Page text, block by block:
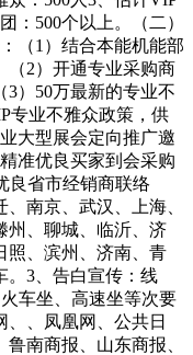
：500个以上。（二）
（1）结合本能机能部
（2）开通专业采购商
）50万最新的专业不
专业不雅众政策，供
大型展会定向推广邀
准优良买家到会采购
良省市经销商联络
南京、武汉、上海、
州、聊城、临沂、济
照、滨州、济南、青
。3、告白宣传：线
车坐、高速坐等次要
、凤凰网、公共日
南商报、山东商报、